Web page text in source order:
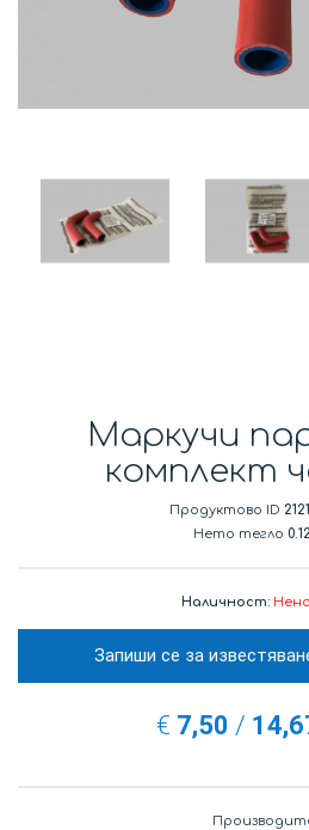
Маркучи
комплект
Продуктово ID
Нето тегло
Наличност:
Запиши се за
€ 7,50 /